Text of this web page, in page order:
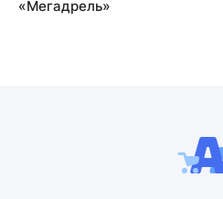
«Мегадрель»